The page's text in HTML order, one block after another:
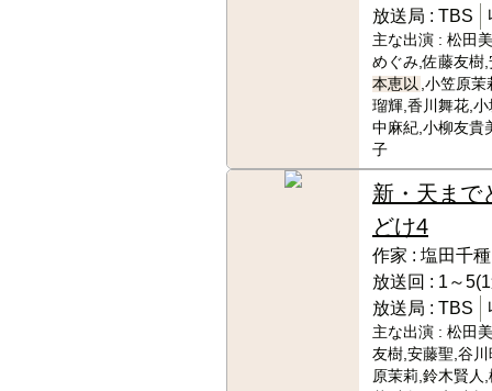
放送局 : TBS
主な出演 : 松田
めぐみ,佐藤友樹
本恵以 ,小笠原
瑠輝,香川舞花,
中麻紀,小柳友貴
子
新・天まで
どけ4
作家 : 塩田千種
放送回 : 1～
放送局 : TBS
主な出演 : 松田
友樹,安藤聖,谷川
原茉莉,鈴木賢人